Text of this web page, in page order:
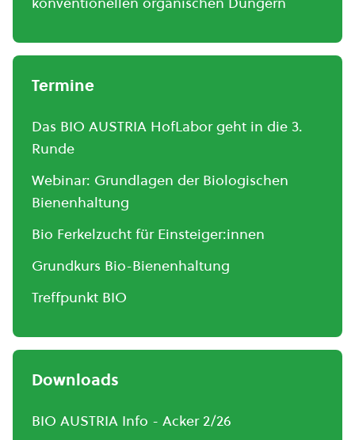
Termine
Das BIO AUSTRIA HofLabor geht in die 3.
Runde
Webinar: Grundlagen der Biologischen
Bienenhaltung
Bio Ferkelzucht für Einsteiger:innen
Grundkurs Bio-Bienenhaltung
Treffpunkt BIO
Downloads
BIO AUSTRIA Info - Acker 2/26